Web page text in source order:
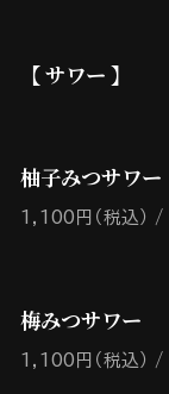
【 サワー 】
柚子みつサワー
1,100円（税込）
梅みつサワー
1,100円（税込）